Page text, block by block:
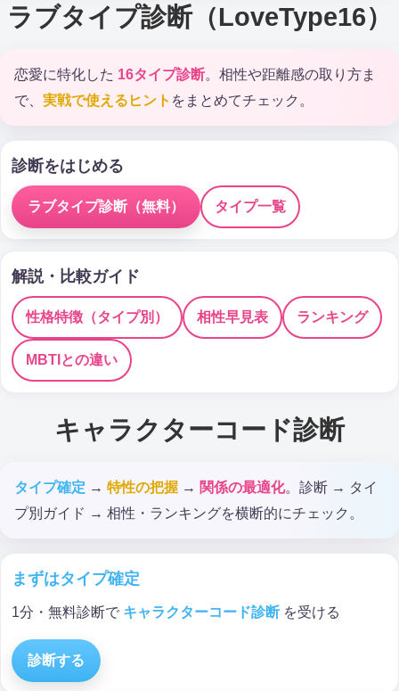
ラブタイプ診断（LoveType16）
恋愛に特化した 16タイプ診断。相性や距離感の取り方ま
で、 実戦で使えるヒント をまとめてチェック。
診断をはじめる
ラブタイプ診断（無料） タイプ一覧
解説・比較ガイド
性格特徴（タイプ別） 相性早見表 ランキング
MBTIとの違い
キャラクターコード診断
タイプ確定 → 特性の把握 → 関係の最適化。診断 → タイ
プ別ガイド → 相性・ランキングを横断的にチェック。
まずはタイプ確定
1分・無料診断で キャラクターコード診断 を受ける
診断する